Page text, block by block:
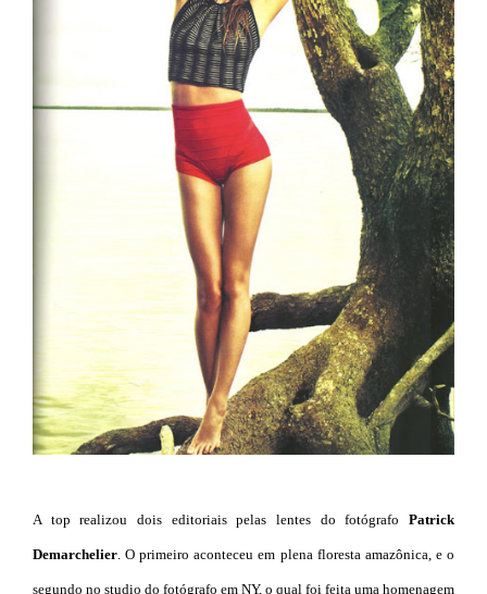
A top realizou dois editoriais pelas lentes do fotógrafo Patrick
Demarchelier . O primeiro aconteceu em plena floresta amazônica, e o
segundo no studio do fotógrafo em NY, o qual foi feita uma homenagem